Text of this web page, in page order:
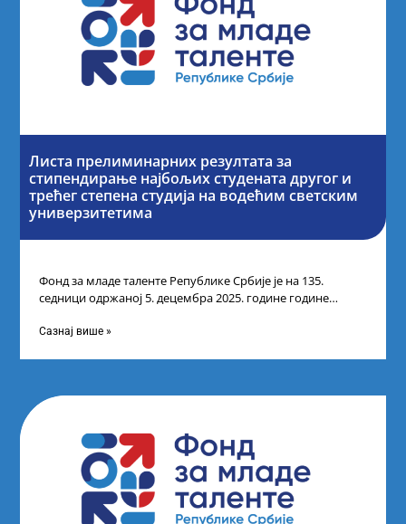
Листа прелиминарних резултата за
стипендирање најбољих студената другог и
трећег степена студија на водећим светским
универзитетима
Фонд за младе таленте Републике Србије је на 135.
седници одржаној 5. децембра 2025. године године
Сазнај више »